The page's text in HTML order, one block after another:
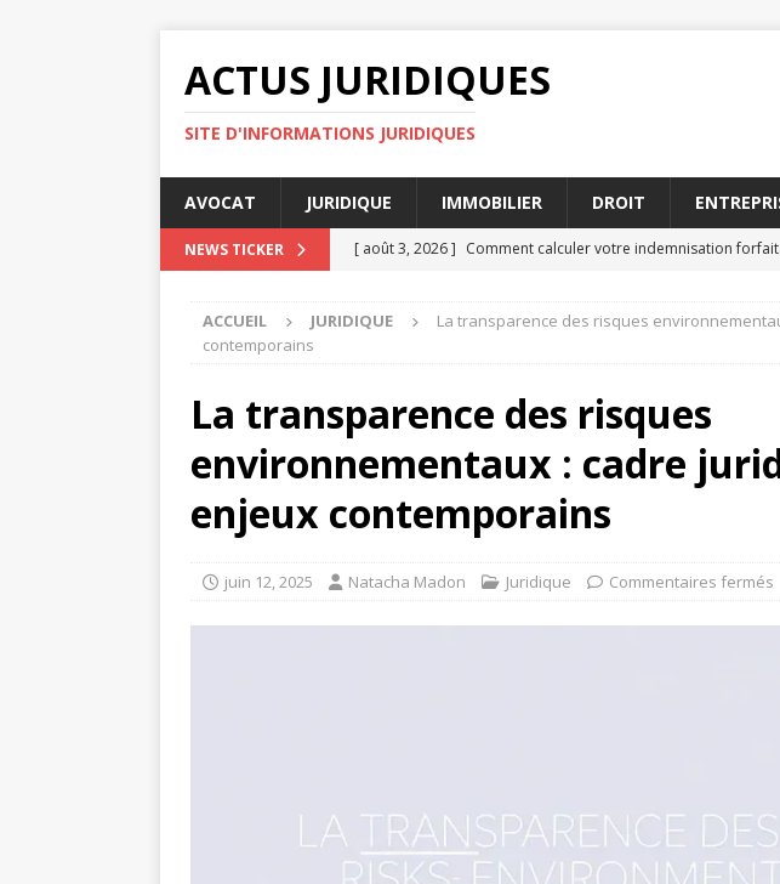
ACTUS JURIDIQUES
SITE D'INFORMATIONS JURIDIQUES
AVOCAT JURIDIQUE IMMOBILIER DROIT
NEWS TICKER [ août 3, 2026 ] Comment calculer votre indemnisation
[ juillet 31, 2026 ] Les clauses essentielles d’un contrat : ce
[ août 4, 2026 ] Litige au tribunal : étapes clés pour se
ACCUEIL JURIDIQUE
La transparence des risques
contemporains
La transparence des risques
environnementaux : cadre
enjeux contemporains
juin 12, 2025 Natacha Madon Juridique Commentaires fermés